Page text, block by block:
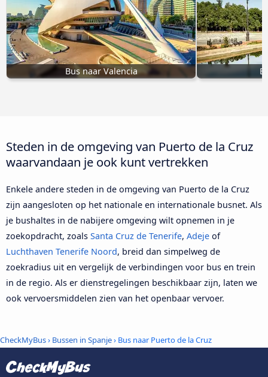
Bus naar Valencia
Steden in de omgeving van Puerto de la Cruz
waarvandaan je ook kunt vertrekken
Enkele andere steden in de omgeving van Puerto de la Cruz
zijn aangesloten op het nationale en internationale busnet. Als
je bushaltes in de nabijere omgeving wilt opnemen in je
zoekopdracht, zoals Santa Cruz de Tenerife, Adeje of
Luchthaven Tenerife Noord, breid dan simpelweg de
zoekradius uit en vergelijk de verbindingen voor bus en trein
in de regio. Als er dienstregelingen beschikbaar zijn, laten we
ook vervoersmiddelen zien van het openbaar vervoer.
CheckMyBus› Bussen in Spanje› Bus naar Puerto de la Cruz